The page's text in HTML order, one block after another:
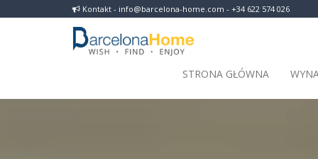
Kontakt - info@barcelona-home.com - +34 622 574 026
STRONA GŁÓWNA